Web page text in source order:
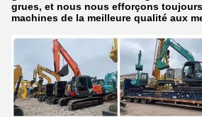
grues, et nous nous efforçons
machines de la meilleure qualité aux